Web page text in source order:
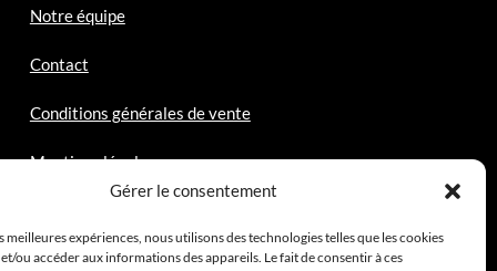
Gérer le consentement
meilleures expériences, nous utilisons des technologies telles que les cookies
ou accéder aux informations des appareils. Le fait de consentir à ces
Notre équipe
Contact
Conditions générales de vente
Mentions légales